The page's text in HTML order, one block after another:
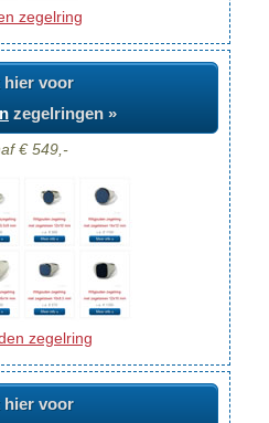
zegelring
hier voor
zegelringen »
€ 549,-
zegelring
hier voor